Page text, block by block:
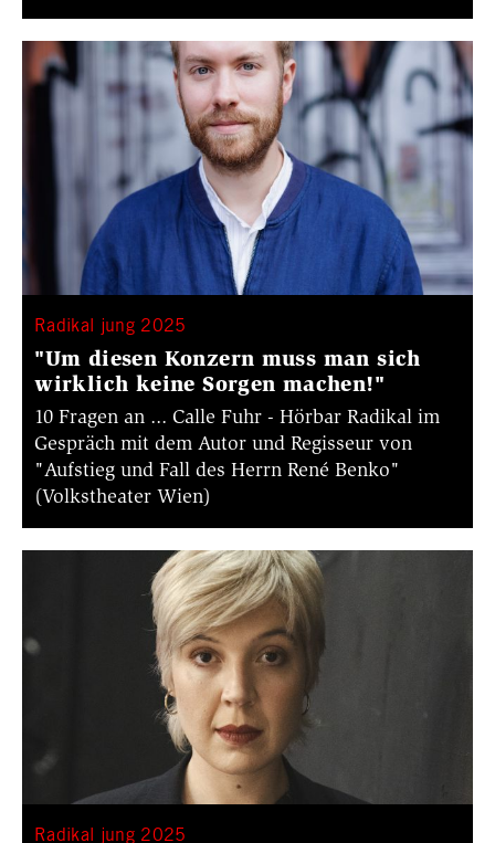
Radikal jung 2025
"Um diesen Konzern muss man sich
wirklich keine Sorgen machen!"
10 Fragen an ... Calle Fuhr - Hörbar Radikal im
Gespräch mit dem Autor und Regisseur von
"Aufstieg und Fall des Herrn René Benko"
(Volkstheater Wien)
Radikal jung 2025